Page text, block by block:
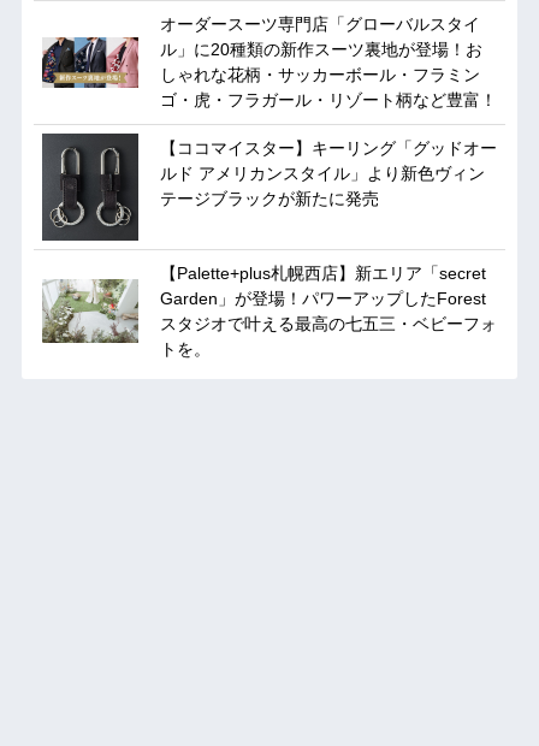
オーダースーツ専門店「グローバルスタイ
ル」に20種類の新作スーツ裏地が登場！お
しゃれな花柄・サッカーボール・フラミン
ゴ・虎・フラガール・リゾート柄など豊富！
【ココマイスター】キーリング「グッドオー
ルド アメリカンスタイル」より新色ヴィン
テージブラックが新たに発売
【Palette+plus札幌西店】新エリア「secret
Garden」が登場！パワーアップしたForest
スタジオで叶える最高の七五三・ベビーフォ
トを。